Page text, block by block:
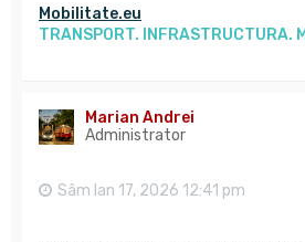
Mobilitate.eu
TRANSPORT. INFRASTRUCTURA.
Marian Andrei
Administrator
Sâm Ian 17, 2026 12:41 pm